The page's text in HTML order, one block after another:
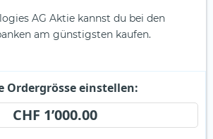
AG Aktie kannst du bei den
am günstigsten kaufen.
Ordergrösse einstellen:
CHF 1’000.00